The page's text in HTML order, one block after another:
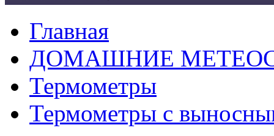
Главная
ДОМАШНИЕ
Термометры
Термометры с